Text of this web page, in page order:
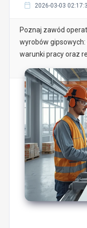
2026-03-03
Poznaj zawód
wyrobów
warunki pracy oraz